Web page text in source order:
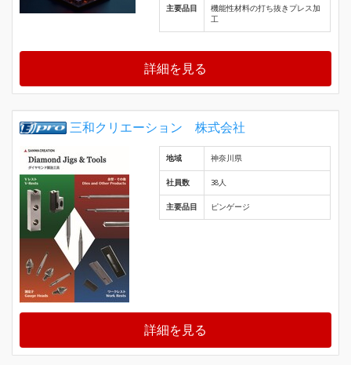
主要品目
機能性材料の打ち抜きプレス加
工
詳細を見る
三和クリエーション 株式会社
地域 神奈川県
社員数 38人
主要品目 ピンゲージ
詳細を見る